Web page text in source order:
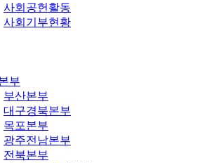
사회공헌활동
사회기부현황
부
부산본부
대구경북본부
목포본부
광주전남본부
전북본부